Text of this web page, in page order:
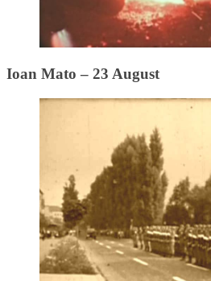
Ioan Mato – 23 August